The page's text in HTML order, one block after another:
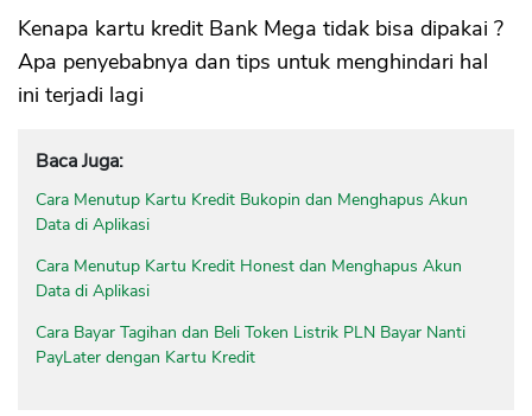
Kenapa kartu kredit Bank Mega tidak bisa dipakai ?
Apa penyebabnya dan tips untuk menghindari hal
ini terjadi lagi
Baca Juga:
Cara Menutup Kartu Kredit Bukopin dan Menghapus Akun
Data di Aplikasi
Cara Menutup Kartu Kredit Honest dan Menghapus Akun
Data di Aplikasi
Cara Bayar Tagihan dan Beli Token Listrik PLN Bayar Nanti
PayLater dengan Kartu Kredit